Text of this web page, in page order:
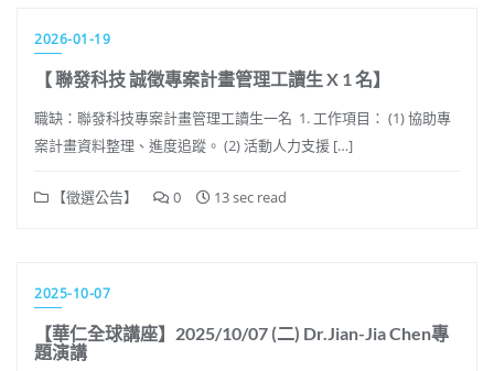
2026-01-19
【 聯發科技 誠徵專案計畫管理工讀生 X 1 名】
職缺：聯發科技專案計畫管理工讀生一名 1. 工作項目： (1) 協助專
案計畫資料整理、進度追蹤。 (2) 活動人力支援 […]
【徵選公告】 0 13 sec read
2025-10-07
【華仁全球講座】2025/10/07 (二) Dr.Jian-Jia Chen專
題演講